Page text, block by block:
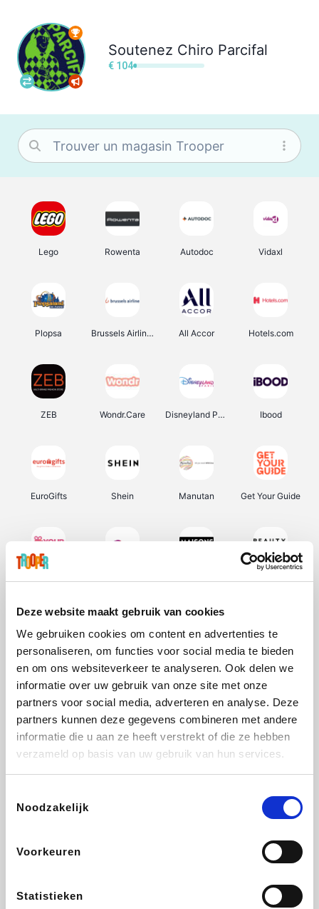
Deze website maakt gebruik van cookies
We gebruiken cookies om content en advertenties te
personaliseren, om functies voor social media te bieden
en om ons websiteverkeer te analyseren. Ook delen we
informatie over uw gebruik van onze site met onze
partners voor social media, adverteren en analyse. Deze
partners kunnen deze gegevens combineren met andere
informatie die u aan ze heeft verstrekt of die ze hebben
verzameld op basis van uw gebruik van hun services.
Noodzakelijk
Voorkeuren
Statistieken
Soutenez Chiro Parcifal
€ 104
Lego Rowenta Autodoc Vidaxl
Plopsa Brussels Airlines All Accor Hotels.com
ZEB Wondr.Care Disneyland Paris Ibood
EuroGifts Shein Manutan Get Your Guide
Sarenza Weekendesk Schiesser Interhome
Lufthansa
CheapTickets.be DeubaXXL